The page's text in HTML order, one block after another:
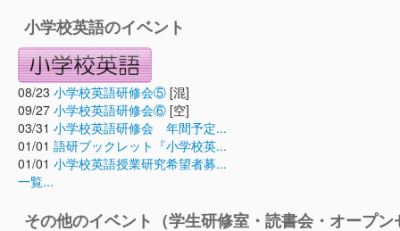
小学校英語のイベント
08/23 小学校英語研修会⑤ [混]
09/27 小学校英語研修会⑥ [空]
03/31 小学校英語研修会 年間予定...
01/01 語研ブックレット『小学校英...
01/01 小学校英語授業研究希望者募...
一覧...
その他のイベント（学生研修室・読書会・オープン